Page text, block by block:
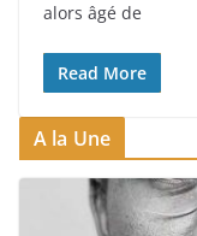
alors âgé de
Read More
A la Une